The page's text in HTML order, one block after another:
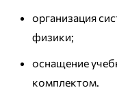
организация
физики;
оснащение
комплектом.